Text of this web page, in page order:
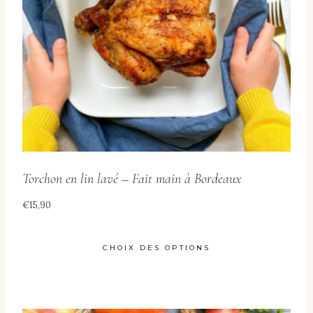
Torchon en lin lavé – Fait main à Bordeaux
€15,90
CHOIX DES OPTIONS